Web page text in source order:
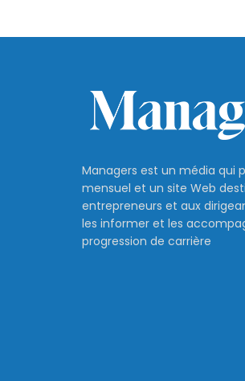
Managers est un média qui
mensuel et un site Web
entrepreneurs et aux
les informer et les
progression de carrière